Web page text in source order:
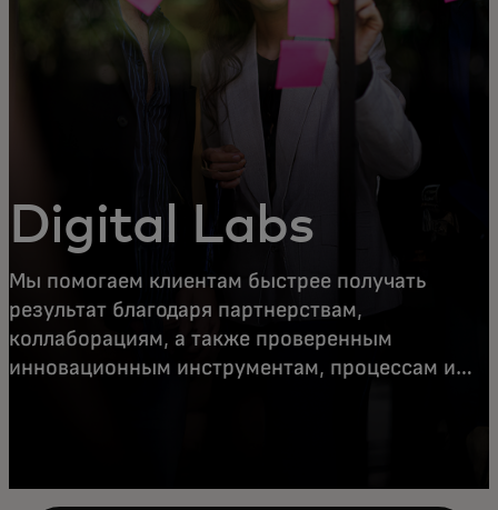
Digital Labs
Мы помогаем клиентам быстрее получать
результат благодаря партнерствам,
коллаборациям, а также проверенным
инновационным инструментам, процессам и